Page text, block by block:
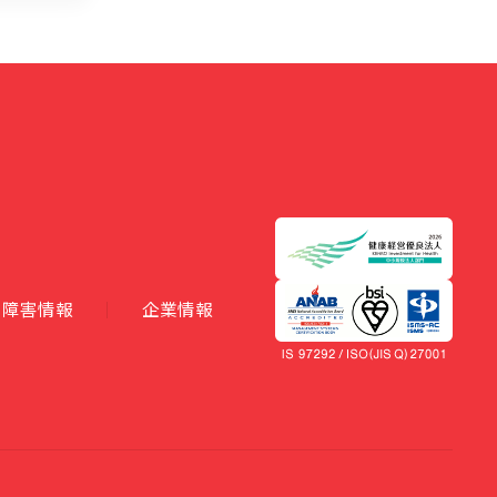
障害情報 企業情報